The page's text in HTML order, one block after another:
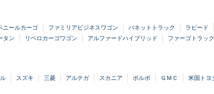
ニールカーゴ ファミリアビジネスワゴン バネットトラック ラピード
タン リベロカーゴワゴン アルファードハイブリッド ファーゴトラック
スズキ 三菱 アルテガ スカニア ボルボ ＧＭＣ 米国トヨ